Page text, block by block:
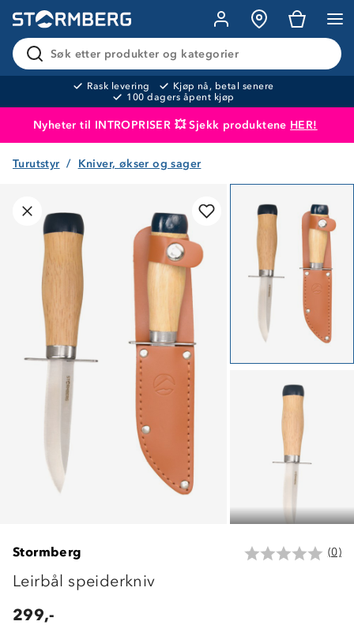
Søk etter produkter og kategorier
Rask levering
Kjøp nå, betal senere
100 dagers åpent kjøp
Nyheter til INTROPRISER 💥 Sjekk produktene HER!
Produktet er lagt i handlekurven
Turutstyr Kniver, økser og sager
Stormberg (0)
Leirbål speiderkniv
299,-